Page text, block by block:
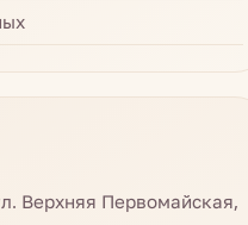
Верхняя Первомайская,